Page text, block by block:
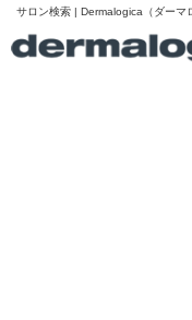
サロン検索 | Dermalogica（ダーマ